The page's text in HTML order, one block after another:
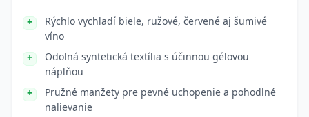
Rýchlo vychladí biele, ružové, červené aj šumivé
víno
Odolná syntetická textília s účinnou gélovou
náplňou
Pružné manžety pre pevné uchopenie a pohodlné
nalievanie